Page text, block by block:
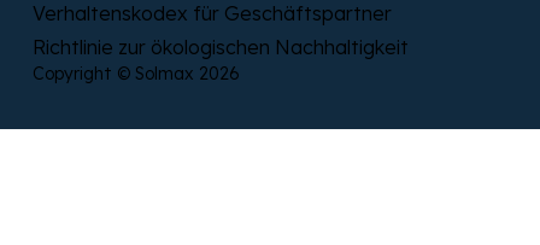
Verhaltenskodex für Geschäftspartner
Richtlinie zur ökologischen Nachhaltigkeit
Copyright © Solmax 2026